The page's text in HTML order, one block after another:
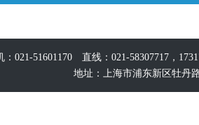
：021-51601170 直线：021-58307717，
地址：上海市浦东新区牡丹